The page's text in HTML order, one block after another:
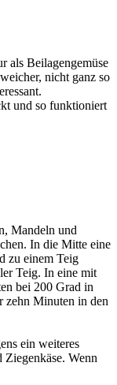
als Beilagengemüse
nicht ganz so
und so funktioniert
Mandeln und
In die Mitte eine
zu einem Teig
Teig. In eine mit
bei 200 Grad in
zehn Minuten in den
ein weiteres
Wenn